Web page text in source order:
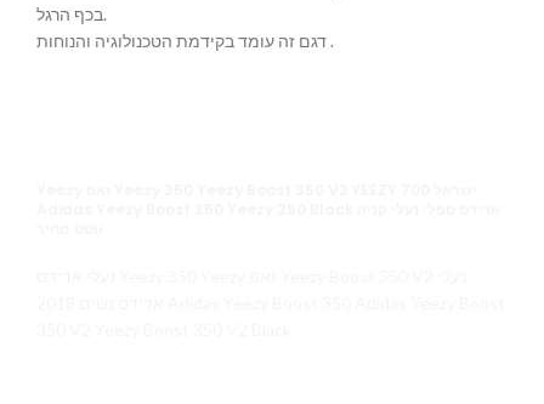
בכף הרגל.
דגם זה עומד בקידמת הטכנולוגיה והנוחות .